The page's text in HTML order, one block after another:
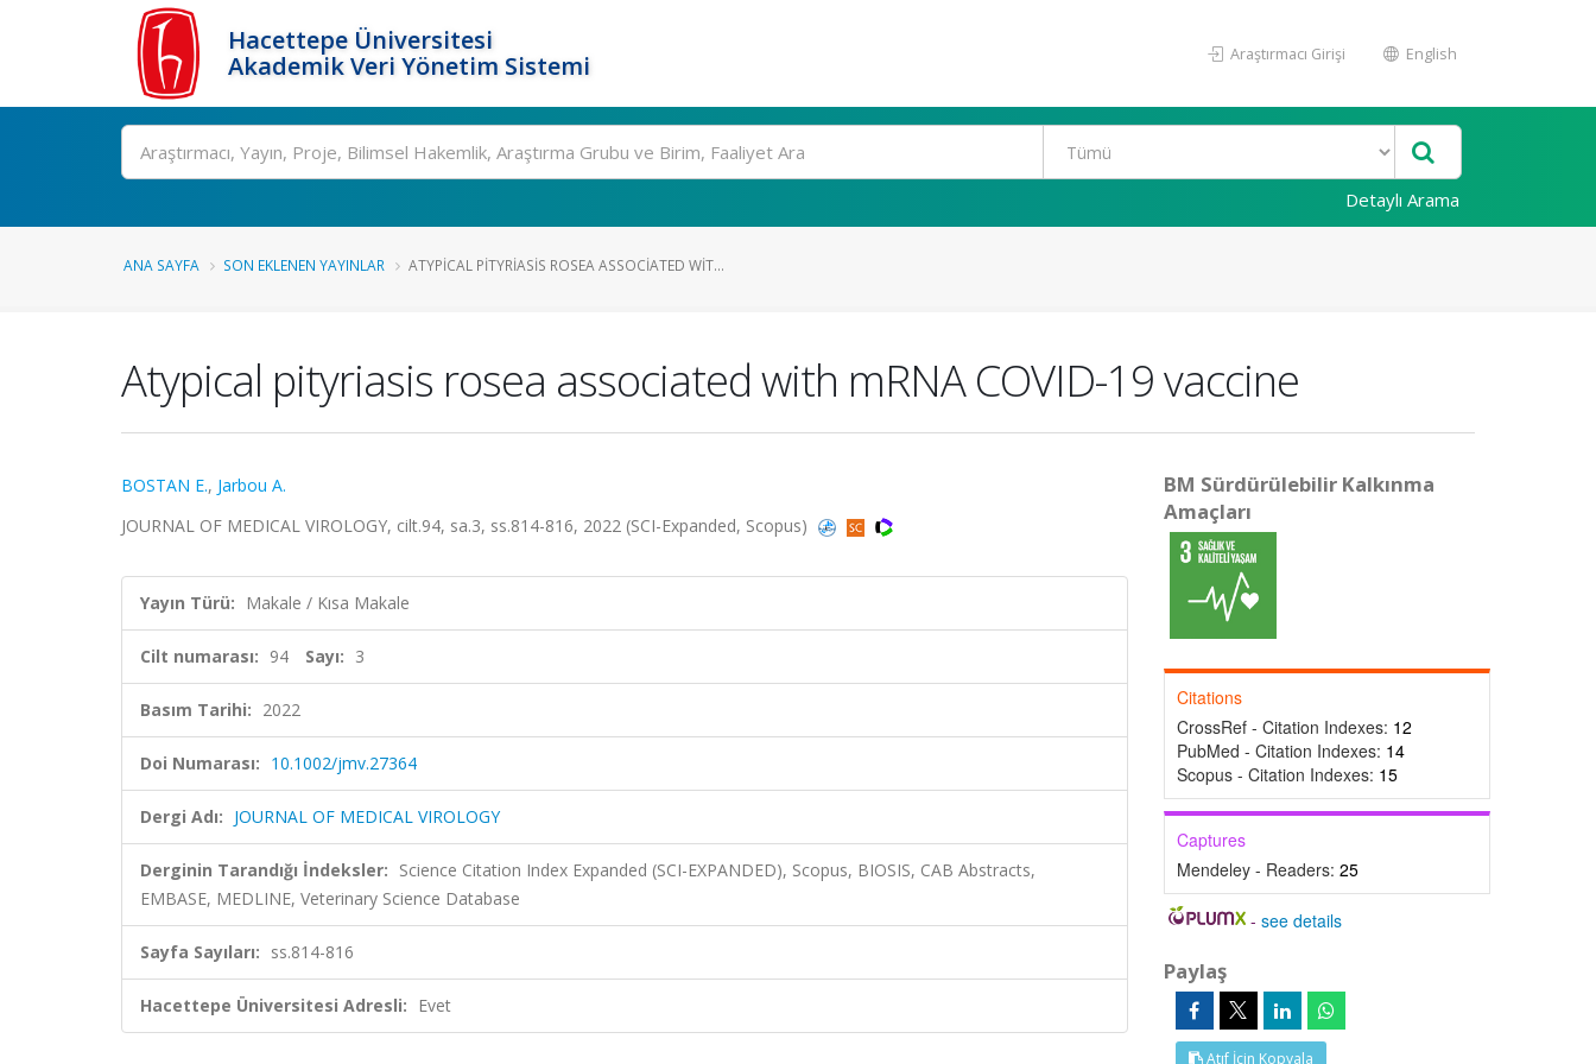
Hacettepe Üniversitesi
Akademik Veri Yönetim Sistemi
Araştırmacı Girişi English
Ara
Detaylı Arama
ANA SAYFA SON EKLENEN YAYINLAR ATYPICAL PITYRIASIS ROSEA ASSOCIATED WIT...
Atypical pityriasis rosea associated with mRNA COVID-19 vaccine
BOSTAN E., Jarbou A.
JOURNAL OF MEDICAL VIROLOGY, cilt.94, sa.3, ss.814-816, 2022 (SCI-Expanded, Scopus)
Yayın Türü: Makale / Kısa Makale
Cilt numarası: 94 Sayı: 3
Basım Tarihi: 2022
Doi Numarası: 10.1002/jmv.27364
Dergi Adı: JOURNAL OF MEDICAL VIROLOGY
Derginin Tarandığı İndeksler: Science Citation Index Expanded (SCI-EXPANDED), Scopus, BIOSIS, CAB Abstracts,
EMBASE, MEDLINE, Veterinary Science Database
Sayfa Sayıları: ss.814-816
Hacettepe Üniversitesi Adresli: Evet
BM Sürdürülebilir Kalkınma
Amaçları
Citations
CrossRef - Citation Indexes: 12
PubMed - Citation Indexes: 14
Scopus - Citation Indexes: 15
Captures
Mendeley - Readers: 25
-see details
Paylaş
Atıf İçin Kopyala